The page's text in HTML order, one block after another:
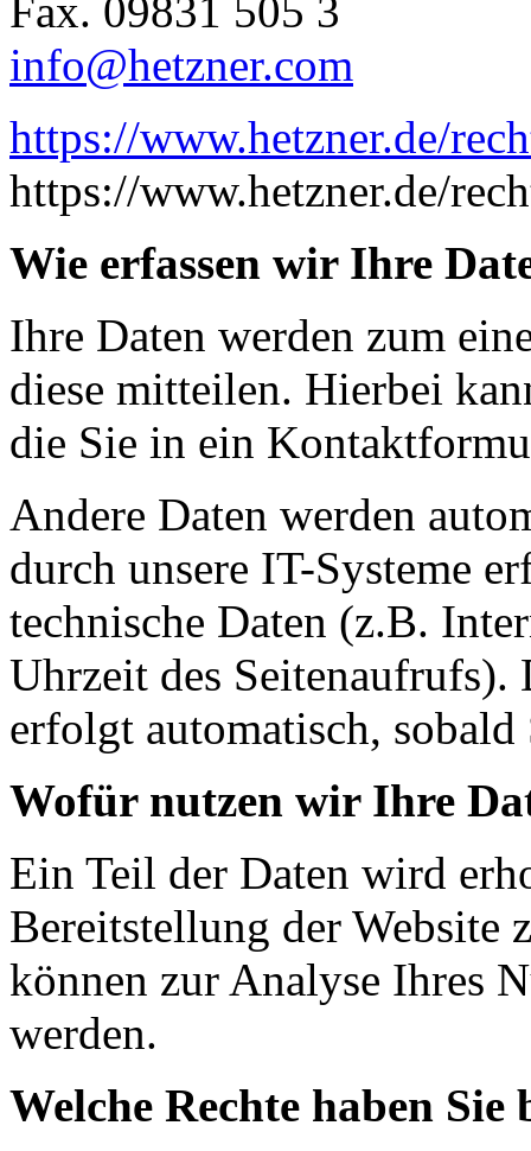
Fax. 09831 505 3
info@hetzner.com
https://www.hetzner.de/
https://www.hetzner.de/
Wie erfassen wir Ihre
Ihre Daten werden zum
diese mitteilen. Hierbei
die Sie in ein
Andere Daten werden
durch unsere IT-Systeme
technische Daten (z.B.
Uhrzeit des Seitenaufrufs).
erfolgt automatisch, sobald
Wofür nutzen wir Ihre
Ein Teil der Daten wird
Bereitstellung der Website
können zur Analyse Ihres
werden.
Welche Rechte haben